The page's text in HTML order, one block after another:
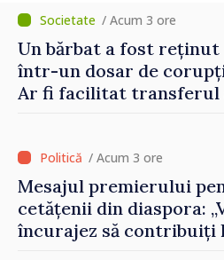
/ Acum 3 ore
Un bărbat a fost reținut
într-un dosar de
Ar fi facilitat transferul
/ Acum 3 ore
Mesajul premierului
cetățenii din diaspora:
încurajez să contribuiți